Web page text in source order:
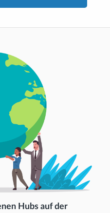
Hubs auf der